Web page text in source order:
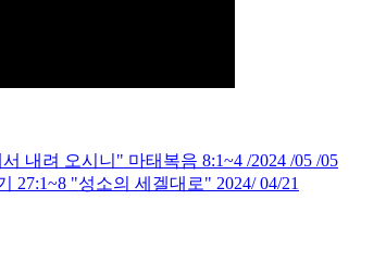
내려 오시니" 마태복음 8:1~4 /2024 /05 /05
27:1~8 "성소의 세겔대로" 2024/ 04/21